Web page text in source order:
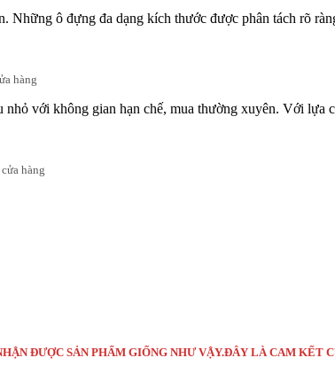
Những ô đựng đa dạng kích thước được phân tách rõ
hàng
với không gian hạn chế, mua thường xuyên. Với lựa
hàng
ĐƯỢC SẢN PHẨM GIỐNG NHƯ VẬY.ĐÂY LÀ CAM KẾT